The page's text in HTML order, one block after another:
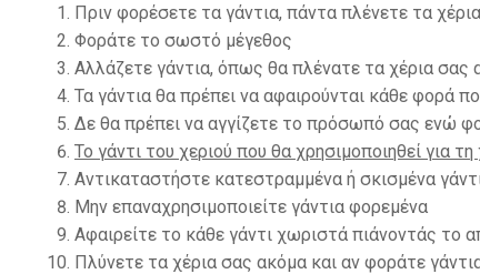
Πριν φορέσετε τα γάντια, πάντα πλένετε τα
Φοράτε το σωστό μέγεθος
Αλλάζετε γάντια, όπως θα πλένατε τα χέρια
Τα γάντια θα πρέπει να αφαιρούνται κάθε φορά
Δε θα πρέπει να αγγίζετε το πρόσωπό σας ενώ
Το γάντι του χεριού που θα χρησιμοποιηθεί για
Αντικαταστήστε κατεστραμμένα ή σκισμένα
Μην επαναχρησιμοποιείτε γάντια φορεμένα
Αφαιρείτε το κάθε γάντι χωριστά πιάνοντάς το
Πλύνετε τα χέρια σας ακόμα και αν φοράτε